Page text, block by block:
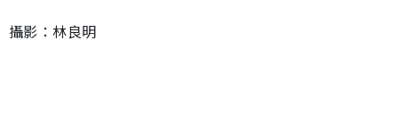
攝影：林良明